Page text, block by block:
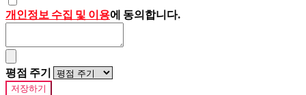
개인정보 수집 및 이용에 동의합니다.
평점 주기
저장하기